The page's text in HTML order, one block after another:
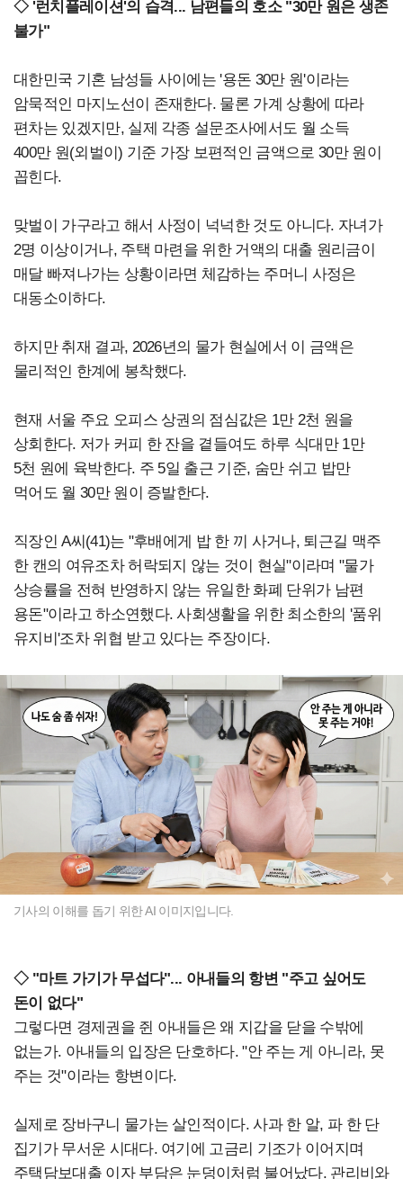
◇ '런치플레이션'의 습격... 남편들의 호소 "30만 원은 생존
불가"
대한민국 기혼 남성들 사이에는 '용돈 30만 원'이라는
암묵적인 마지노선이 존재한다. 물론 가계 상황에 따라
편차는 있겠지만, 실제 각종 설문조사에서도 월 소득
400만 원(외벌이) 기준 가장 보편적인 금액으로 30만 원이
꼽힌다.
맞벌이 가구라고 해서 사정이 넉넉한 것도 아니다. 자녀가
2명 이상이거나, 주택 마련을 위한 거액의 대출 원리금이
매달 빠져나가는 상황이라면 체감하는 주머니 사정은
대동소이하다.
하지만 취재 결과, 2026년의 물가 현실에서 이 금액은
물리적인 한계에 봉착했다.
현재 서울 주요 오피스 상권의 점심값은 1만 2천 원을
상회한다. 저가 커피 한 잔을 곁들여도 하루 식대만 1만
5천 원에 육박한다. 주 5일 출근 기준, 숨만 쉬고 밥만
먹어도 월 30만 원이 증발한다.
직장인 A씨(41)는 "후배에게 밥 한 끼 사거나, 퇴근길 맥주
한 캔의 여유조차 허락되지 않는 것이 현실"이라며 "물가
상승률을 전혀 반영하지 않는 유일한 화폐 단위가 남편
용돈"이라고 하소연했다. 사회생활을 위한 최소한의 '품위
유지비'조차 위협 받고 있다는 주장이다.
기사의 이해를 돕기 위한 AI 이미지입니다.
◇ "마트 가기가 무섭다"... 아내들의 항변 "주고 싶어도
돈이 없다"
그렇다면 경제권을 쥔 아내들은 왜 지갑을 닫을 수밖에
없는가. 아내들의 입장은 단호하다. "안 주는 게 아니라, 못
주는 것"이라는 항변이다.
실제로 장바구니 물가는 살인적이다. 사과 한 알, 파 한 단
집기가 무서운 시대다. 여기에 고금리 기조가 이어지며
주택담보대출 이자 부담은 눈덩이처럼 불어났다. 관리비와